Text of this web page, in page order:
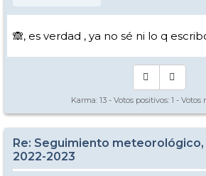
🙈, es verdad , ya no sé ni lo q
Karma: 13 - Votos positivos: 1 - Votos
Re: Seguimiento
2022-2023